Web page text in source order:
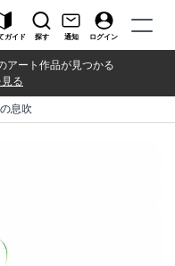
ガイド 探す 通知 ログイン
アート作品が見つかる
る
息吹